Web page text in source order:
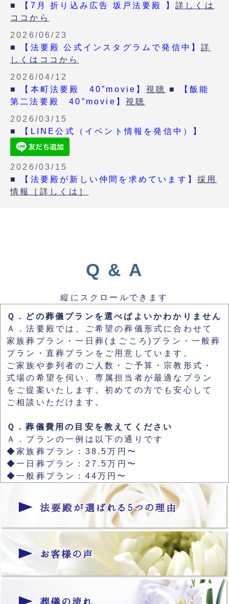
■ 【7月 折り込み広告 坂戸法要殿 】詳しくは
ココから
2026/06/23
■
【法要殿 公式インスタグラムで発信中】詳
しくはココから
2026/04/12
■
【本町法要殿 40”movie】 視聴 ■
【飯能
第二法要殿 40”movie】 視聴
2026/03/15
■
【LINE公式（イベント情報を発信中）】
2026/03/15
■
【法要殿が新しい仲間を求めています】採用
情報［詳しくは］
Q & A
縦にスクロールできます
Ｑ．どの葬儀プランを選べばよいかわかりません
Ａ．法要殿では、ご希望の葬儀形式に合わせて
家族葬プラン・一日葬(まごころ)プラン・一般葬
プラン・直葬プランをご用意しています。
ご家族や参列者のご人数・ご予算・宗教形式・
式場の希望を伺い、専属担当者が最適なプラン
をご提案いたします。初めての方でも安心して
ご相談いただけます。
Ｑ．葬儀費用の目安を教えてください
Ａ．プランの一例は以下の通りです
◆家族葬プラン：38.5万円〜
◆一日葬プラン：27.5万円〜
◆一般葬プラン：44万円〜
◆直葬プラン：19.8万円〜
数多くのプランがあり、ご予算に合わせて柔軟
に対応できるため、「費用が心配」という方も
安心してご相談いただけます。
Ｑ．火葬だけのお葬式（直葬）は可能ですか
Ａ．はい。直葬プラン（19.8万円～）をご用意
しています。
式を行わず火葬のみでお見送りするため、費用
を抑えたい方に選ばれています。